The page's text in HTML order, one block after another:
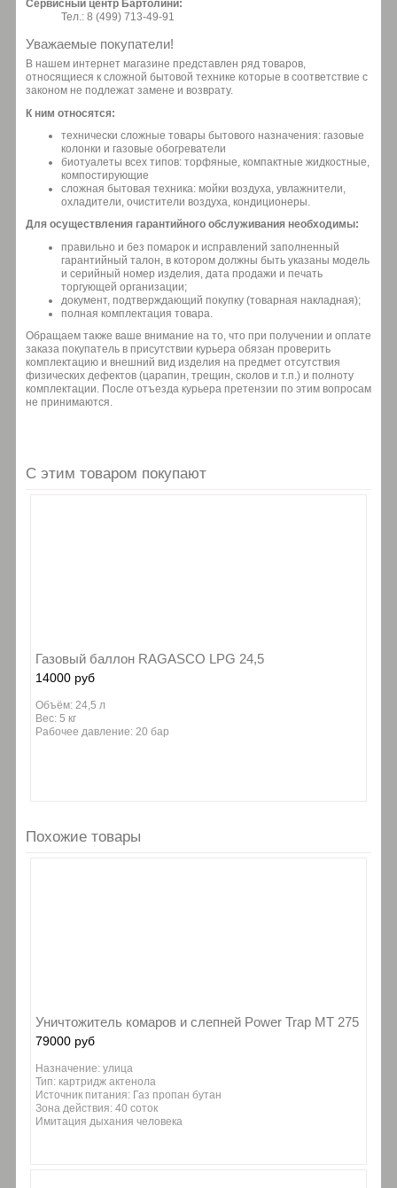
Сервисный центр Бартолини:
Тел.: 8 (499) 713-49-91
Уважаемые покупатели!
В нашем интернет магазине представлен ряд товаров,
относящиеся к сложной бытовой технике которые в соответствие с
законом не подлежат замене и возврату.
К ним относятся:
технически сложные товары бытового назначения: газовые
колонки и газовые обогреватели
биотуалеты всех типов: торфяные, компактные жидкостные,
компостирующие
сложная бытовая техника: мойки воздуха, увлажнители,
охладители, очистители воздуха, кондиционеры.
Для осуществления гарантийного обслуживания необходимы:
правильно и без помарок и исправлений заполненный
гарантийный талон, в котором должны быть указаны модель
и серийный номер изделия, дата продажи и печать
торгующей организации;
документ, подтверждающий покупку (товарная накладная);
полная комплектация товара.
Обращаем также ваше внимание на то, что при получении и оплате
заказа покупатель в присутствии курьера обязан проверить
комплектацию и внешний вид изделия на предмет отсутствия
физических дефектов (царапин, трещин, сколов и т.п.) и полноту
комплектации. После отъезда курьера претензии по этим вопросам
не принимаются.
С этим товаром покупают
Газовый баллон RAGASCO LPG 24,5
14000 руб
Объём: 24,5 л
Вес: 5 кг
Рабочее давление: 20 бар
Похожие товары
Уничтожитель комаров и слепней Power Trap МТ 275
79000 руб
Назначение: улица
Тип: картридж актенола
Источник питания: Газ пропан бутан
Зона действия: 40 соток
Имитация дыхания человека